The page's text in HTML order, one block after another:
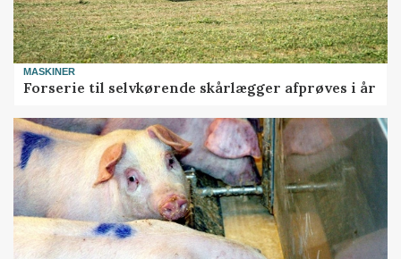
MASKINER
Forserie til selvkørende skårlægger afprøves i år